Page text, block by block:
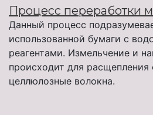
Процесс переработки
Данный процесс
использованной бумаги с
реагентами. Измельчение и
происходит для расщепления
целлюлозные волокна.